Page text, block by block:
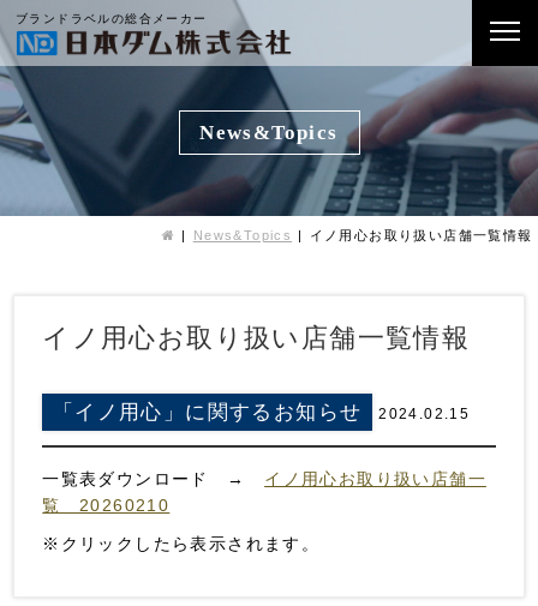
ブランドラベルの総合メーカー
News&Topics
News&Topics イノ用心お取り扱い店舗一覧情報
イノ用心お取り扱い店舗一覧情報
「イノ用心」に関するお知らせ 2024.02.15
一覧表ダウンロード → イノ用心お取り扱い店舗一
覧 20260210
※クリックしたら表示されます。